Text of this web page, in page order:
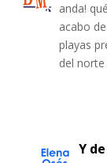
anda!
acabo
playas
del norte
Y